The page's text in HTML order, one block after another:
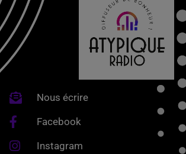
Nous écrire
Facebook
Instagram